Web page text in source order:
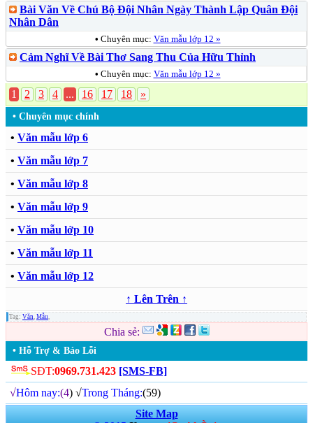
Bài Văn Về Chú Bộ Đội Nhân Ngày Thành Lập Quân Đội
Nhân Dân
• Chuyên mục: Văn mẫu lớp 12 »
Cảm Nghĩ Về Bài Thơ Sang Thu Của Hữu Thỉnh
• Chuyên mục: Văn mẫu lớp 12 »
1 2 3 4 ... 16 17 18 »
• Chuyên mục chính
• Văn mẫu lớp 6
• Văn mẫu lớp 7
• Văn mẫu lớp 8
• Văn mẫu lớp 9
• Văn mẫu lớp 10
• Văn mẫu lớp 11
• Văn mẫu lớp 12
↑ Lên Trên ↑
Tag: Văn, Mẫu,
Chia sẻ:
• Hỗ Trợ & Báo Lỗi
SĐT:0969.731.423 [SMS-FB]
√Hôm nay:(4) √Trong Tháng:(59)
Site Map